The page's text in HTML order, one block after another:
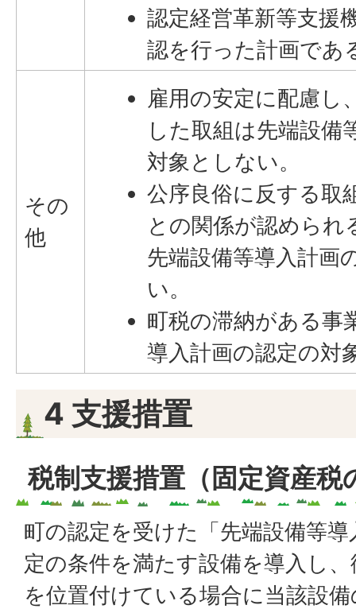
認定経営革新等支援
認を行った計画であ
その
他
雇用の安定に配慮し
した取組は先端設備
対象としない。
公序良俗に反する取
との関係が認めら
先端設備等導入計画
い。
町税の滞納がある事
導入計画の認定の対
4 支援措置
税制支援措置（固定資産税
町の認定を受けた「先端設備等
定の条件を満たす設備を導入し
を位置付けている場合に当該設